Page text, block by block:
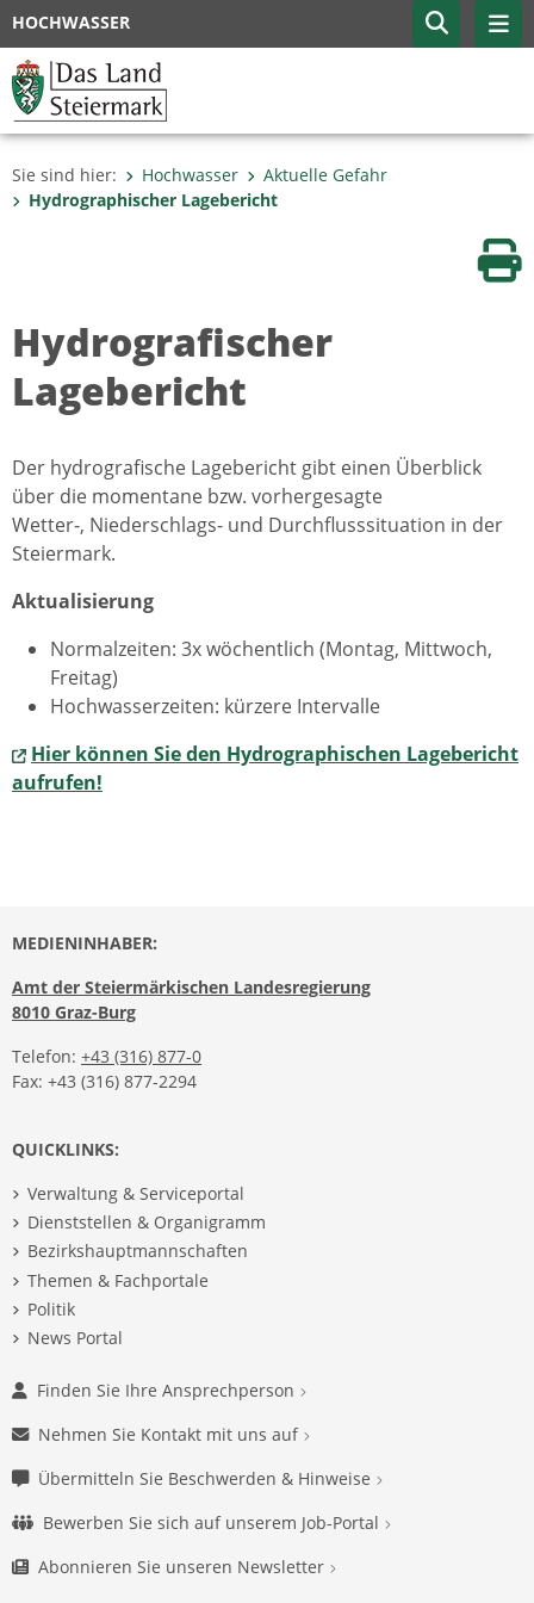
HOCHWASSER
Sie sind hier: Hochwasser
Aktuelle Gefahr
Hydrographischer Lagebericht
Hydrografischer
Lagebericht
Der hydrografische Lagebericht gibt einen Überblick
über die momentane bzw. vorhergesagte
Wetter-, Niederschlags- und Durchflusssituation in der
Steiermark.
Aktualisierung
Normalzeiten: 3x wöchentlich (Montag, Mittwoch,
Freitag)
Hochwasserzeiten: kürzere Intervalle
Hier können Sie den Hydrographischen Lagebericht
aufrufen!
MEDIENINHABER:
Amt der Steiermärkischen Landesregierung
8010 Graz-Burg
Telefon: +43 (316) 877-0
Fax: +43 (316) 877-2294
QUICKLINKS:
Verwaltung & Serviceportal
Dienststellen & Organigramm
Bezirkshauptmannschaften
Themen & Fachportale
Politik
News Portal
Finden Sie Ihre Ansprechperson
Nehmen Sie Kontakt mit uns auf
Übermitteln Sie Beschwerden & Hinweise
Bewerben Sie sich auf unserem Job-Portal
Abonnieren Sie unseren Newsletter